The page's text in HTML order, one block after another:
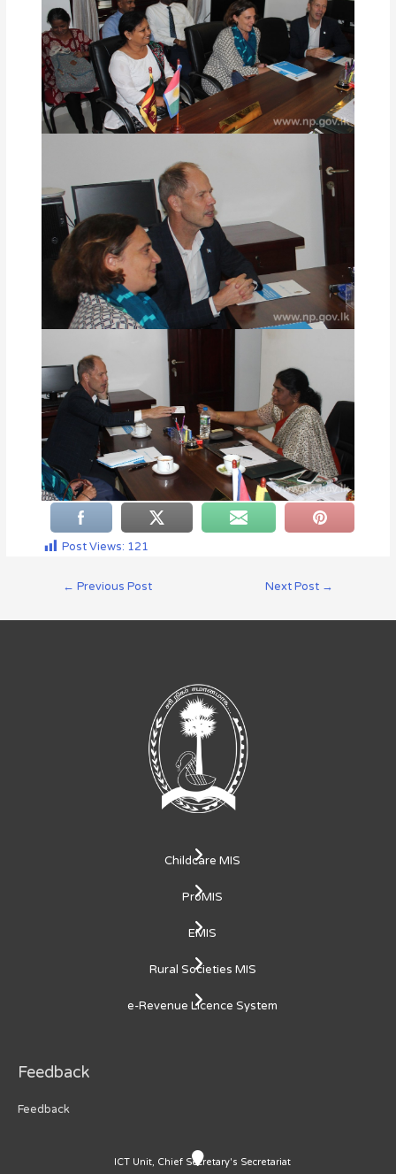
Post Views: 121
← Previous Post Next Post →
Childcare MIS
ProMIS
EMIS
Rural Societies MIS
e-Revenue Licence System
Feedback
Feedback
ICT Unit, Chief Secretary's Secretariat